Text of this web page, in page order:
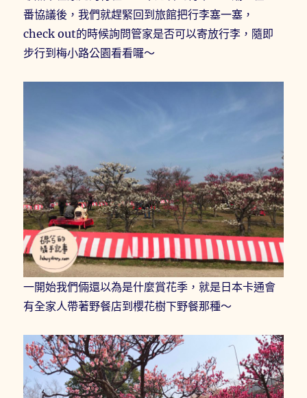
番協議後，我們就趕緊回到旅館把行李塞一塞，
check out的時候詢問管家是否可以寄放行李，隨即
步行到梅小路公園看看囉～
一開始我們倆還以為是什麼賞花季，就是日本卡通會
有全家人帶著野餐店到櫻花樹下野餐那種～